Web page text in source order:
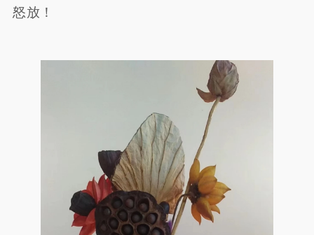
怒放！